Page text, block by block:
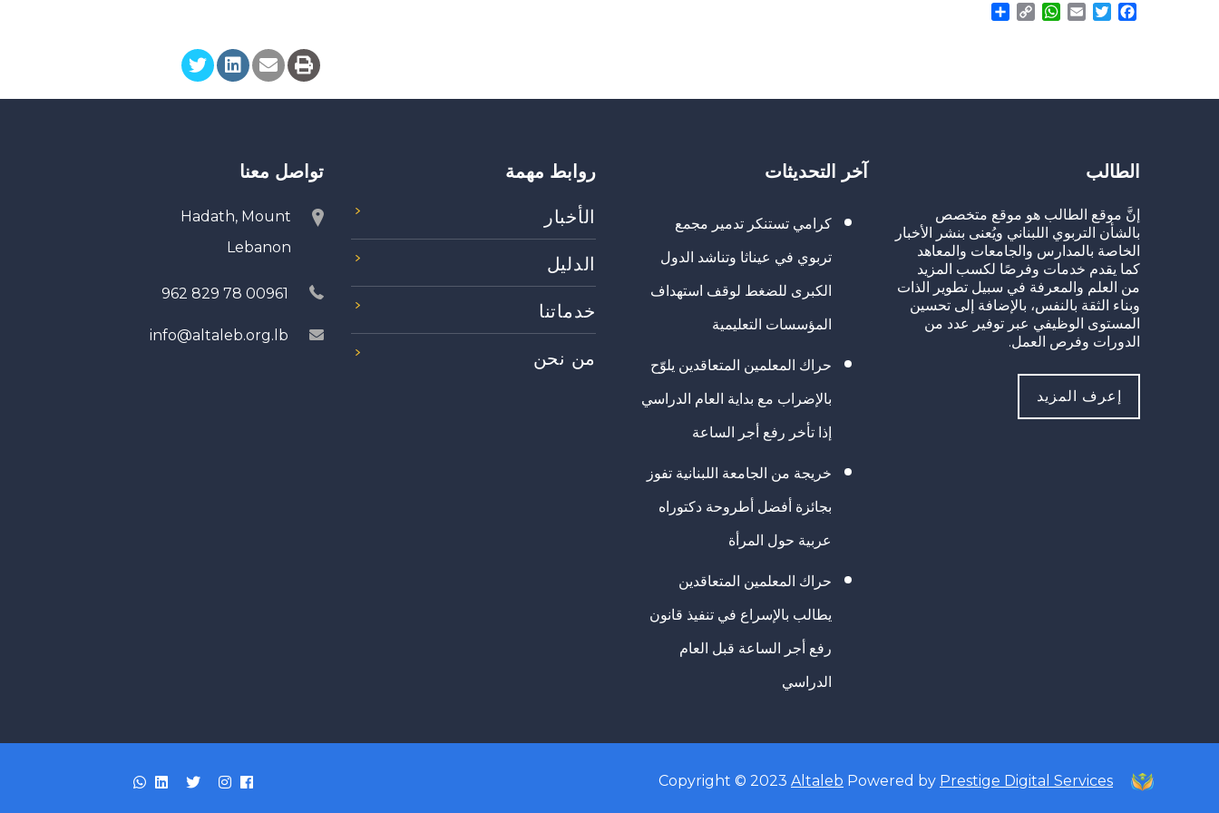
Facebook
Twitter
Email
WhatsApp
Copy
الطالب
إنَّ موقع الطالب هو موقع متخصص
بالشأن التربوي اللبناني ويُعنى بنشر الأخبار
الخاصة بالمدارس والجامعات والمعاهد
كما يقدم خدمات وفرصًا لكسب المزيد
من العلم والمعرفة في سبيل تطوير الذات
وبناء الثقة بالنفس، بالإضافة إلى تحسين
المستوى الوظيفي عبر توفير عدد من
الدورات وفرص العمل.
إعرف المزيد
آخر التحديثات
كرامي تستنكر تدمير مجمع
تربوي في عيناثا وتناشد الدول
الكبرى للضغط لوقف استهداف
المؤسسات التعليمية
حراك المعلمين المتعاقدين يلوّح
بالإضراب مع بداية العام الدراسي
إذا تأخر رفع أجر الساعة
خريجة من الجامعة اللبنانية تفوز
بجائزة أفضل أطروحة دكتوراه
عربية حول المرأة
حراك المعلمين المتعاقدين
يطالب بالإسراع في تنفيذ قانون
رفع أجر الساعة قبل العام
الدراسي
روابط مهمة
الأخبار
الدليل
خدماتنا
من نحن
تواصل معنا
Hadath, Mount
Lebanon
00961 78 829 962
info@altaleb.org.lb
Copyright © 2023 Altaleb Powered by Prestige Digital Services